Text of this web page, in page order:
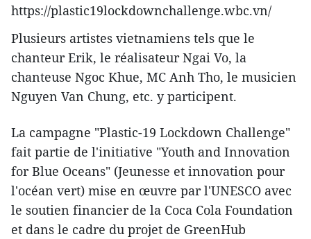
https://plastic19lockdownchallenge.wbc.vn/
Plusieurs artistes vietnamiens tels que le
chanteur Erik, le réalisateur Ngai Vo, la
chanteuse Ngoc Khue, MC Anh Tho, le musicien
Nguyen Van Chung, etc. y participent.
La campagne "Plastic-19 Lockdown Challenge"
fait partie de l'initiative "Youth and Innovation
for Blue Oceans" (Jeunesse et innovation pour
l'océan vert) mise en œuvre par l'UNESCO avec
le soutien financier de la Coca Cola Foundation
et dans le cadre du projet de GreenHub